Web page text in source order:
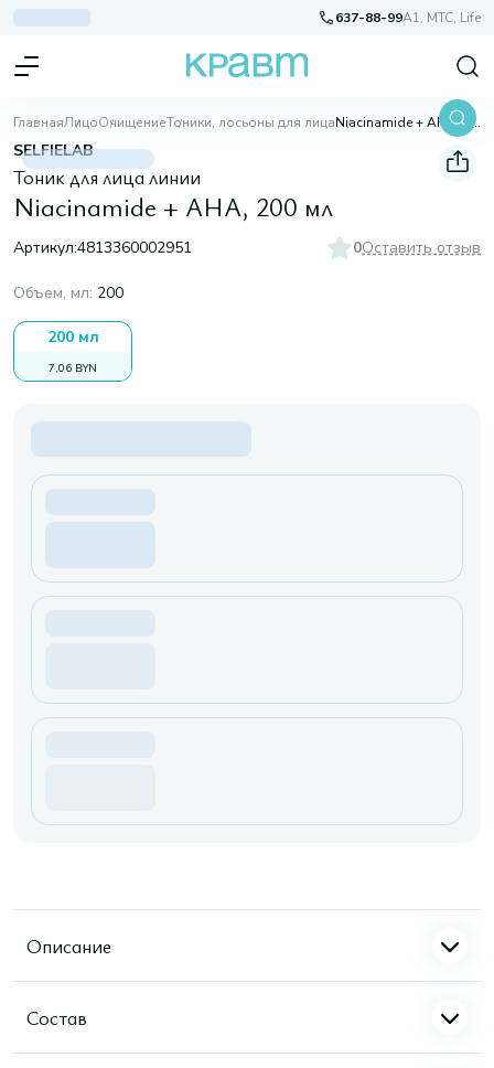
637-88-99A1, МТС, Life
ГлавнаяЛицоОчищениеТоники, лосьоны для лица Niacinamide + AHA, 200 мл
SELFIELAB
Тоник для лица линии
Niacinamide + AHA, 200 мл
Артикул:4813360002951 0Оставить отзыв
Объем, мл: 200
200 мл
7,06 BYN
Описание
Состав